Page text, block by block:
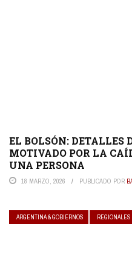
EL BOLSÓN: DETALLES
MOTIVADO POR LA
UNA PERSONA
18 MARZO, 2026 PUBLICADO POR
ARGENTINA & GOBIERNOS REGIONALES